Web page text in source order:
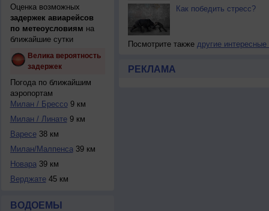
Оценка возможных
задержек авиарейсов
по метеоусловиям на
ближайшие сутки
Велика вероятность
задержек
Погода по ближайшим
аэропортам
Милан / Брессо9 км
Милан / Линате9 км
Варесе38 км
Милан/Малпенса39 км
Новара39 км
Верджате45 км
ВОДОЕМЫ
Как победить стресс?
Посмотрите также другие интересные
РЕКЛАМА